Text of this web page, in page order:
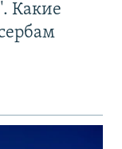
Какие